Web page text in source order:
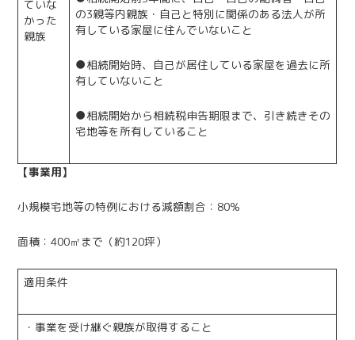
ていな
かった
親族
の3親等内親族・自己と特別に関係のある法人が所
有している家屋に住んでいないこと
●相続開始時、自己が居住している家屋を過去に所
有していないこと
●相続開始から相続税申告期限まで、引き続きその
宅地等を所有していること
【事業用】
小規模宅地等の特例における減額割合：80％
面積：400㎡まで（約120坪）
適用条件
・事業を受け継ぐ親族が取得すること